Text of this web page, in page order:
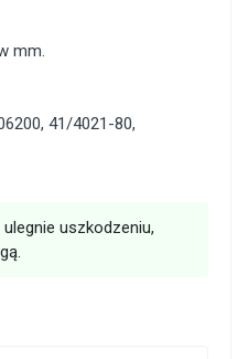
mm.
, 41/4021-80,
uszkodzeniu,